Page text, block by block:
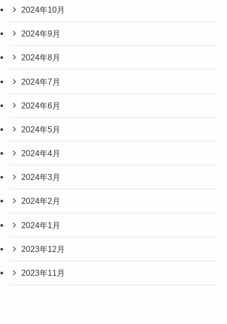
2024年10月
2024年9月
2024年8月
2024年7月
2024年6月
2024年5月
2024年4月
2024年3月
2024年2月
2024年1月
2023年12月
2023年11月